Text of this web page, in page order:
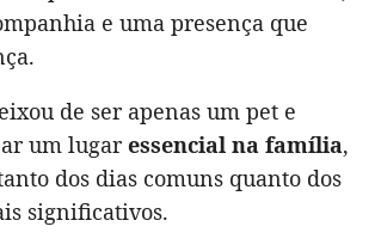
e uma presença que
de ser apenas um pet e
um lugaressencial na família,
dos dias comuns quanto dos
significativos.